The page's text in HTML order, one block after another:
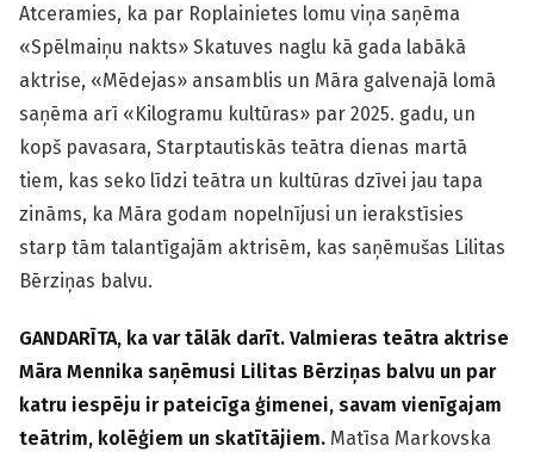
Atceramies, ka par Roplainietes lomu viņa saņēma
«Spēlmaiņu nakts» Skatuves naglu kā gada labākā
aktrise, «Mēdejas» ansamblis un Māra galvenajā lomā
saņēma arī «Kilogramu kultūras» par 2025. gadu, un
kopš pavasara, Starptautiskās teātra dienas martā
tiem, kas seko līdzi teātra un kultūras dzīvei jau tapa
zināms, ka Māra godam nopelnījusi un ierakstīsies
starp tām talantīgajām aktrisēm, kas saņēmušas Lilitas
Bērziņas balvu.
GANDARĪTA, ka var tālāk darīt. Valmieras teātra aktrise
Māra Mennika saņēmusi Lilitas Bērziņas balvu un par
katru iespēju ir pateicīga ģimenei, savam vienīgajam
teātrim, kolēģiem un skatītājiem. Matīsa Markovska